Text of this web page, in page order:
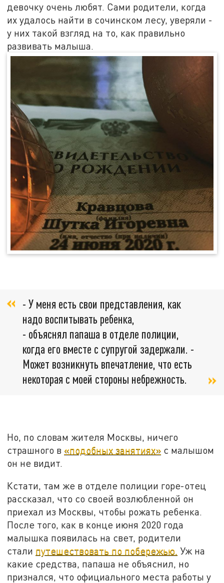
девочку очень любят. Сами родители, когда
их удалось найти в сочинском лесу, уверяли -
у них такой взгляд на то, как правильно
развивать малыша.
- У меня есть свои представления, как
надо воспитывать ребенка,
- объяснял папаша в отделе полиции,
когда его вместе с супругой задержали. -
Может возникнуть впечатление, что есть
некоторая с моей стороны небрежность.
Но, по словам жителя Москвы, ничего
страшного в «подобных занятиях» с малышом
он не видит.
Кстати, там же в отделе полиции горе-отец
рассказал, что со своей возлюбленной он
приехал из Москвы, чтобы рожать ребенка.
После того, как в конце июня 2020 года
малышка появилась на свет, родители
стали путешествовать по побережью. Уж на
какие средства, папаша не объяснил, но
признался, что официального места работы у